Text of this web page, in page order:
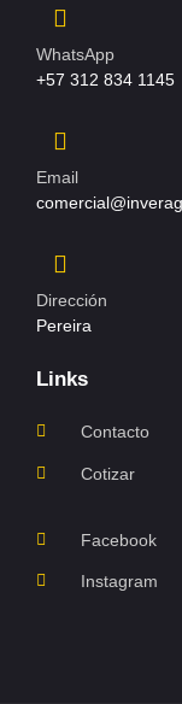
WhatsApp
+57 312 834 1145
Email
Dirección
Pereira
Links
Contacto
Cotizar
Facebook
Instagram